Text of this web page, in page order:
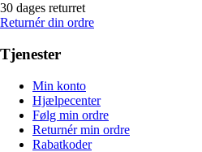
30 dages returret
Returnér din ordre
Tjenester
Min konto
Hjælpecenter
Følg min ordre
Returnér min ordre
Rabatkoder